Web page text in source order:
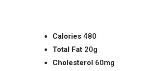
Calories 480
Total Fat 20g
Cholesterol 60mg